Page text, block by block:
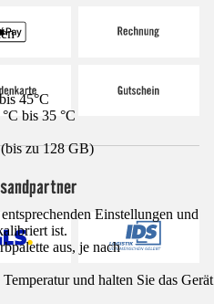
45°C
bis 35 °C
zu 128 GB)
Einstellungen und
ist.
aus, je nach
und halten Sie das Gerät